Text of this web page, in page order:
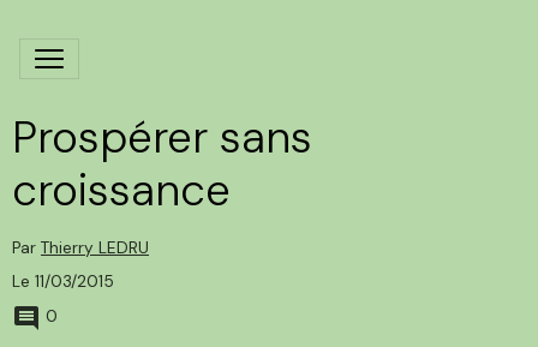
Prospérer sans
croissance
Par Thierry LEDRU
Le 11/03/2015
0